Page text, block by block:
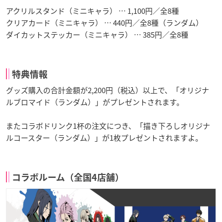
アクリルスタンド（ミニキャラ） … 1,100円／全8種
クリアカード（ミニキャラ） … 440円／全8種（ランダム）
ダイカットステッカー（ミニキャラ） … 385円／全8種
特典情報
グッズ購入の合計金額が2,200円（税込）以上で、「オリジナ
ルブロマイド（ランダム）」がプレゼントされます。
またコラボドリンク1杯の注文につき、「描き下ろしオリジナ
ルコースター（ランダム）」が1枚プレゼントされますよ。
コラボルーム（全国4店舗）